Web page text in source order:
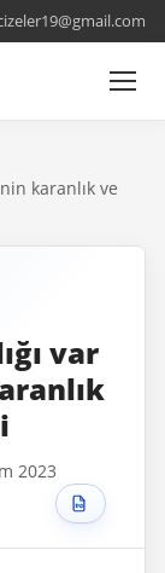
karanlık ve
var
2023